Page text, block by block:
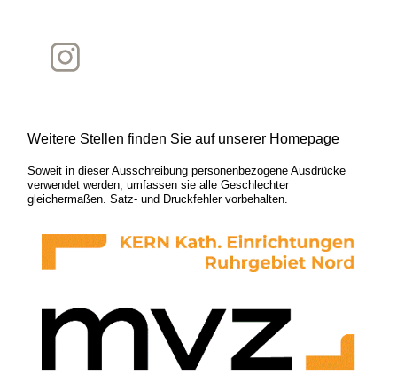
Weitere Stellen finden Sie auf unserer Homepage
Soweit in dieser Ausschreibung personenbezogene Ausdrücke
verwendet werden, umfassen sie alle Geschlechter
gleichermaßen. Satz- und Druckfehler vorbehalten.